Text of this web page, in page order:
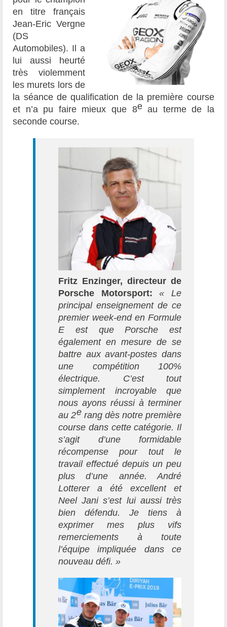
en titre français
Jean-Eric Vergne
(DS
Automobiles). Il a
lui aussi heurté
très violemment
les murets lors de
la séance de qualification de la première course
et n’a pu faire mieux que 8eau terme de la
seconde course.
Fritz Enzinger, directeur de
Porsche Motorsport:« Le
principal enseignement de ce
premier week-end en Formule
E est que Porsche est
également en mesure de se
battre aux avant-postes dans
une compétition 100%
électrique. C’est tout
simplement incroyable que
nous ayons réussi à terminer
au 2erang dès notre première
course dans cette catégorie. Il
s’agit d’une formidable
récompense pour tout le
travail effectué depuis un peu
plus d’une année. André
Lotterer a été excellent et
Neel Jani s’est lui aussi très
bien défendu. Je tiens à
exprimer mes plus vifs
remerciements à toute
l’équipe impliquée dans ce
nouveau défi. »